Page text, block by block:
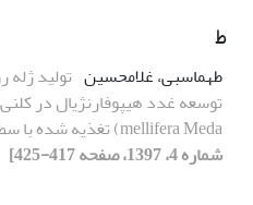
ط
طهماسبی، غلامحسین تولید ژله
mellifera Meda) تغذیه شده با سطوح مختلف تیامین
شماره 4، 1397، صفحه 417-425]